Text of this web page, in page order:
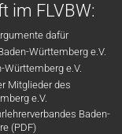
im FLVBW:
dafür
Württemberg e.V.
Württemberg e.V.
Mitglieder des
e.V.
Baden-
(PDF)